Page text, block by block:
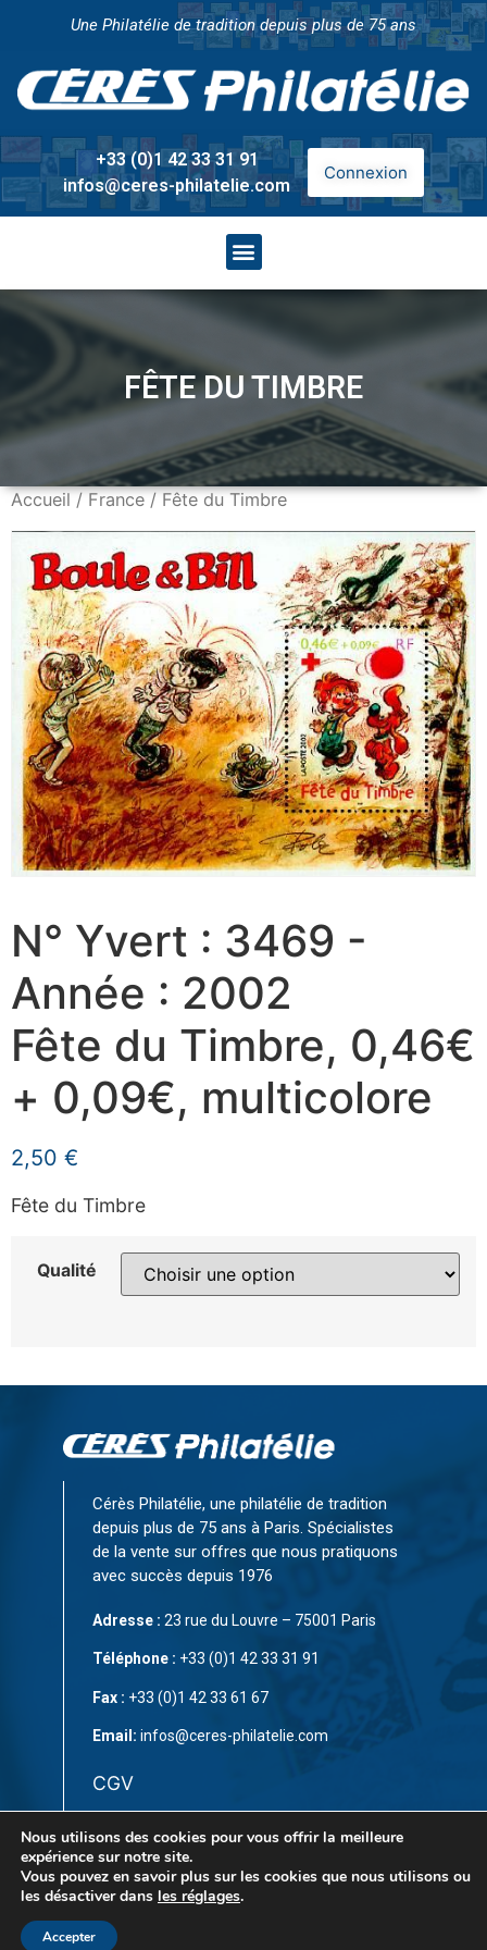
Une Philatélie de tradition depuis plus de 75 ans
+33 (0)1 42 33 31 91
infos@ceres-philatelie.com
Connexion
FÊTE DU TIMBRE
Accueil/France/ Fête du Timbre
N° Yvert : 3469 -
Année : 2002
Fête du Timbre, 0,46€
+ 0,09€, multicolore
2,50 €
Fête du Timbre
Qualité
Cérès Philatélie, une philatélie de tradition
depuis plus de 75 ans à Paris. Spécialistes
de la vente sur offres que nous pratiquons
avec succès depuis 1976
Adresse : 23 rue du Louvre – 75001 Paris
Téléphone : +33 (0)1 42 33 31 91
Fax : +33 (0)1 42 33 61 67
Email: infos@ceres-philatelie.com
CGV
Mentions légales
Contact
Nous utilisons des cookies pour vous offrir la meilleure
expérience sur notre site.
Vous pouvez en savoir plus sur les cookies que nous utilisons ou
les désactiver dans les réglages.
Accepter